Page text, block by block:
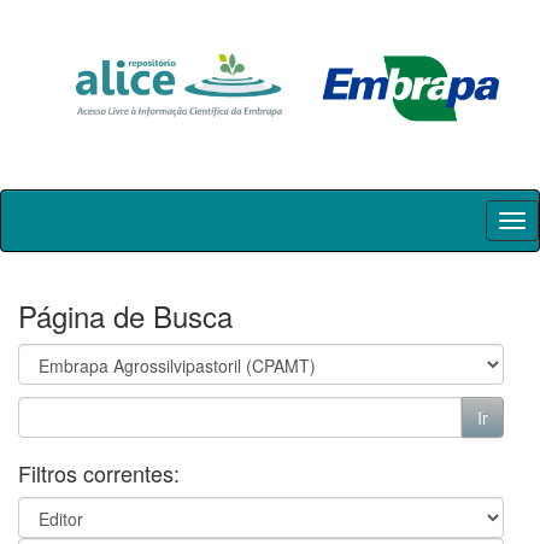
Skip
Página de Busca
Filtros correntes: